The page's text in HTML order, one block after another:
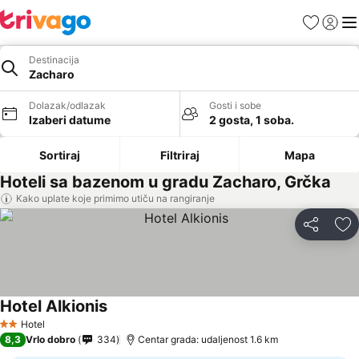
FavoritiPrijavi
Destinacija
Zacharo
Dolazak/odlazak
Izaberi datume
Gosti i sobe
2 gosta, 1 soba.
Sortiraj Filtriraj Mapa
Hoteli sa bazenom u gradu Zacharo, Grčka
Kako uplate koje primimo utiču na rangiranje
Deli
2 Zvezdice
Hotel
Hotel Alkionis
8,3 Vrlo dobro 334 Centar grada: udaljenost 1.6 km